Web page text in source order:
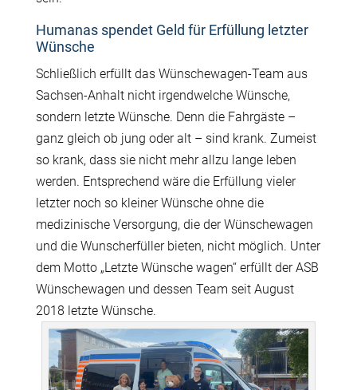
Humanas spendet Geld für Erfüllung letzter
Wünsche
Schließlich erfüllt das Wünschewagen-Team aus
Sachsen-Anhalt nicht irgendwelche Wünsche,
sondern letzte Wünsche. Denn die Fahrgäste –
ganz gleich ob jung oder alt – sind krank. Zumeist
so krank, dass sie nicht mehr allzu lange leben
werden. Entsprechend wäre die Erfüllung vieler
letzter noch so kleiner Wünsche ohne die
medizinische Versorgung, die der Wünschewagen
und die Wunscherfüller bieten, nicht möglich. Unter
dem Motto „Letzte Wünsche wagen“ erfüllt der ASB
Wünschewagen und dessen Team seit August
2018 letzte Wünsche.